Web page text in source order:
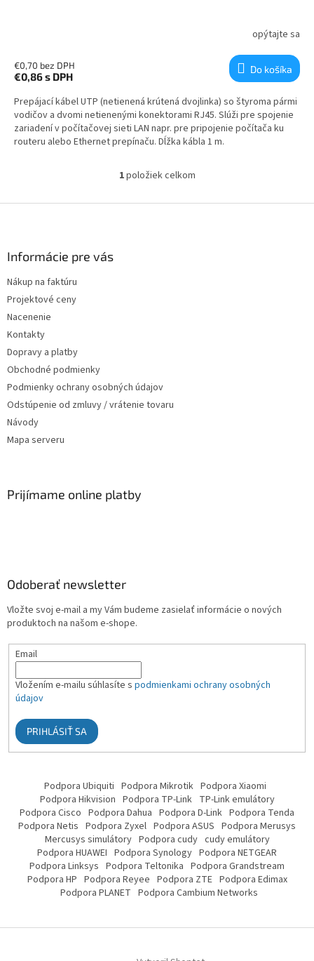
opýtajte sa
€0,70 bez DPH
€0,86s DPH
Do košíka
Prepájací kábel UTP (netienená krútená dvojlinka) so štyroma pármi
vodičov a dvomi netienenými konektorami RJ45. Slúži pre spojenie
zariadení v počítačovej sieti LAN napr. pre pripojenie počítača ku
routeru alebo Ethernet prepínaču. Dĺžka kábla 1 m.
Ovládacie prvky výpisu
1položiek celkom
Informácie pre vás
Nákup na faktúru
Projektové ceny
Nacenenie
Kontakty
Dopravy a platby
Obchodné podmienky
Podmienky ochrany osobných údajov
Odstúpenie od zmluvy / vrátenie tovaru
Návody
Mapa serveru
Prijímame online platby
Odoberať newsletter
Vložte svoj e-mail a my Vám budeme zasielať informácie o nových
produktoch na našom e-shope.
Email
Vložením e-mailu súhlasíte s podmienkami ochrany osobných
údajov
PRIHLÁSIŤ SA
Podpora Ubiquiti Podpora Mikrotik Podpora Xiaomi
Podpora Hikvision Podpora TP-Link TP-Link emulátory
Podpora Cisco Podpora Dahua Podpora D-Link Podpora Tenda
Podpora Netis Podpora Zyxel Podpora ASUS Podpora Merusys
Mercusys simulátory Podpora cudy cudy emulátory
Podpora HUAWEI Podpora Synology Podpora NETGEAR
Podpora Linksys Podpora Teltonika Podpora Grandstream
Podpora HP Podpora Reyee Podpora ZTE Podpora Edimax
Podpora PLANET Podpora Cambium Networks